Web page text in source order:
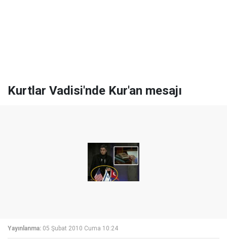
Kurtlar Vadisi'nde Kur'an mesajı
Yayınlanma: 05 Şubat 2010 Cuma 10:24